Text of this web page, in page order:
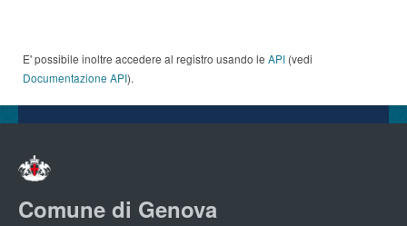
E' possibile inoltre accedere al registro usando le API (vedi
Documentazione API).
Comune di Genova